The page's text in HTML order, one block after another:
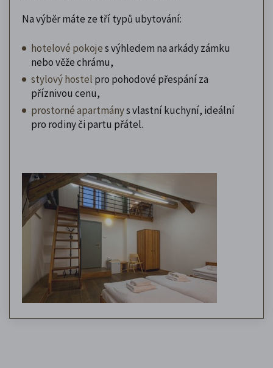
Na výběr máte ze tří typů ubytování:
hotelové pokojes výhledem na arkády zámku
nebo věže chrámu,
stylový hostel pro pohodové přespání za
příznivou cenu,
prostorné apartmánys vlastní kuchyní, ideální
pro rodiny či partu přátel.